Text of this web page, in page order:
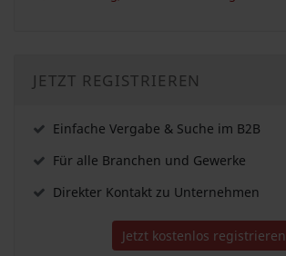
JETZT REGISTRIEREN
Einfache Vergabe & Suche im B2B
Für alle Branchen und Gewerke
Direkter Kontakt zu Unternehmen
Jetzt kostenlos registrieren